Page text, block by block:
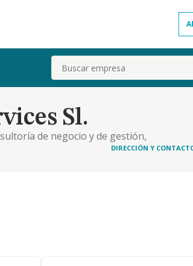
Buscar
Sl.
de negocio y de gestión,
sector, incluyendo la mediación
DIRECCIÓN Y